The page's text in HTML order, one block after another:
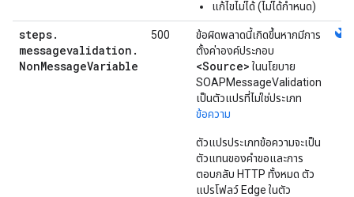
แก้ไขไม่ได้ (ไม่ได้กำหนด)
steps.
messagevalidation .
NonMessageVariable
500
ข้อผิดพลาดนี้เกิดขึ้นหากมีการ
ตั้งค่าองค์ประกอบ
<Source> ในนโยบาย
SOAPMessageValidation
เป็นตัวแปรที่ไม่ใช่ประเภท
ข้อความ
ตัวแปรประเภทข้อความจะเป็น
ตัวแทนของคำขอและการ
ตอบกลับ HTTP ทั้งหมด ตัว
แปรโฟลว์ Edge ในตัว
build